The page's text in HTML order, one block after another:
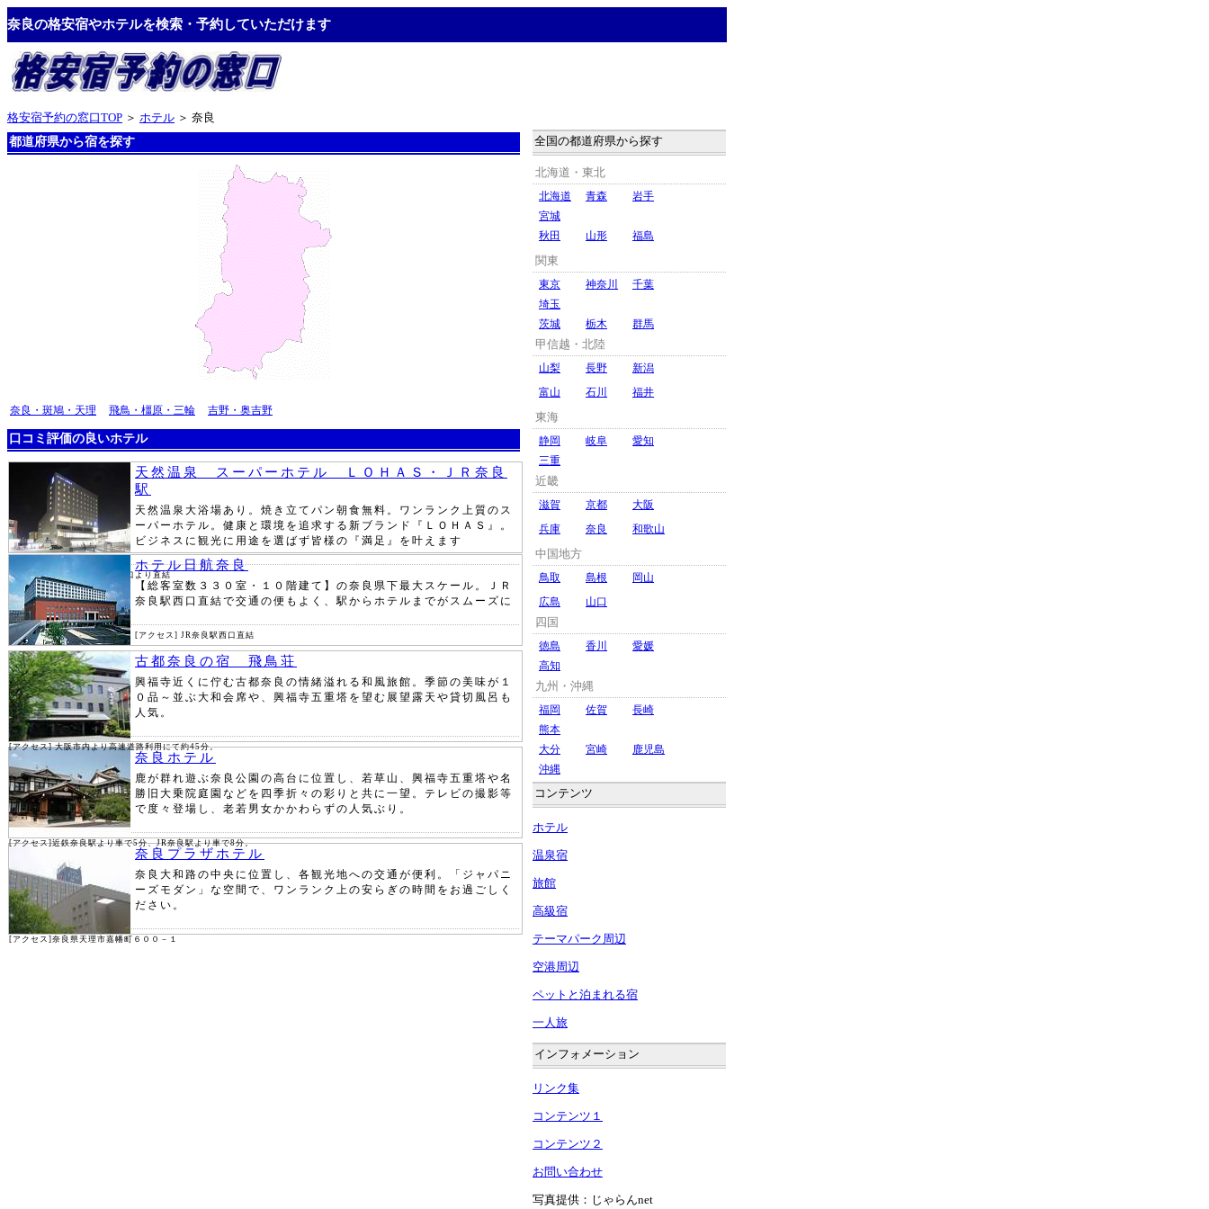
奈良の格安宿やホテルを検索・予約していただけます
格安宿予約の窓口TOP ＞ ホテル ＞ 奈良
都道府県から宿を探す
奈良・斑鳩・天理 飛鳥・橿原・三輪 吉野・奥吉野
口コミ評価の良いホテル
天然温泉 スーパーホテル ＬＯＨＡＳ・ＪＲ奈良
駅
天然温泉大浴場あり。焼き立てパン朝食無料。ワンランク上質のス
ーパーホテル。健康と環境を追求する新ブランド『ＬＯＨＡＳ』。
ビジネスに観光に用途を選ばず皆様の『満足』を叶えます
[アクセス]JR奈良駅下車、東口より直結
ホテル日航奈良
【総客室数３３０室・１０階建て】の奈良県下最大スケール。ＪＲ
奈良駅西口直結で交通の便もよく、駅からホテルまでがスムーズに
[アクセス] JR奈良駅西口直結
古都奈良の宿 飛鳥荘
興福寺近くに佇む古都奈良の情緒溢れる和風旅館。季節の美味が１
０品～並ぶ大和会席や、興福寺五重塔を望む展望露天や貸切風呂も
人気。
[アクセス] 大阪市内より高速道路利用にて約45分。
奈良ホテル
鹿が群れ遊ぶ奈良公園の高台に位置し、若草山、興福寺五重塔や名
勝旧大乗院庭園などを四季折々の彩りと共に一望。テレビの撮影等
で度々登場し、老若男女かかわらずの人気ぶり。
[アクセス]近鉄奈良駅より車で5分、JR奈良駅より車で8分。
奈良プラザホテル
奈良大和路の中央に位置し、各観光地への交通が便利。「ジャパニ
ーズモダン」な空間で、ワンランク上の安らぎの時間をお過ごしく
ださい。
[アクセス]奈良県天理市嘉幡町６００－１
全国の都道府県から探す
北海道・東北
北海道 青森
岩手
宮城
秋田
山形 福島
関東
東京 神奈川
千葉
埼玉
茨城
栃木 群馬
甲信越・北陸
山梨 長野
新潟
富山
石川 福井
東海
静岡 岐阜
愛知
三重
近畿
滋賀 京都
大阪
兵庫
奈良 和歌山
中国地方
鳥取 島根
岡山
広島
山口
四国
徳島 香川
愛媛
高知
九州・沖縄
福岡 佐賀
長崎
熊本
大分
宮崎
鹿児島
沖縄
コンテンツ
ホテル
温泉宿
旅館
高級宿
テーマパーク周辺
空港周辺
ペットと泊まれる宿
一人旅
インフォメーション
リンク集
コンテンツ１
コンテンツ２
お問い合わせ
写真提供：じゃらんnet